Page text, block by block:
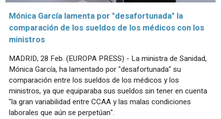
Mónica García lamenta por "desafortunada" la
comparación de los sueldos de los médicos con los
ministros
MADRID, 28 Feb. (EUROPA PRESS) - La ministra de Sanidad,
Mónica García, ha lamentado por "desafortunada" su
comparación entre los sueldos de los médicos y los
ministros, ya que equiparaba sus sueldos sin tener en cuenta
"la gran variabilidad entre CCAA y las malas condiciones
laborales que aún se perpetúan".